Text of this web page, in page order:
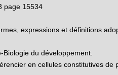
page 15534
expressions et définitions
du développement.
en cellules constitutives de